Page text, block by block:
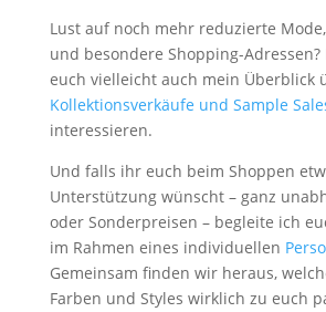
Lust auf noch mehr reduzierte
und besondere Shopping-Adressen?
euch vielleicht auch mein Überblick
Kollektionsverkäufe und Sample
interessieren.
Und falls ihr euch beim Shoppen
Unterstützung wünscht – ganz
oder Sonderpreisen – begleite ich
im Rahmen eines individuellen
Gemeinsam finden wir heraus,
Farben und Styles wirklich zu euch